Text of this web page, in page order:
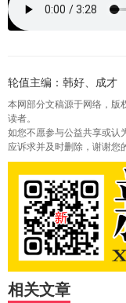
轮值主编：韩好、成才
本网部分文稿源于网络，版
读者。
如您不愿参与公益共享或认
应诉求并及时删除，谢谢您
相关文章